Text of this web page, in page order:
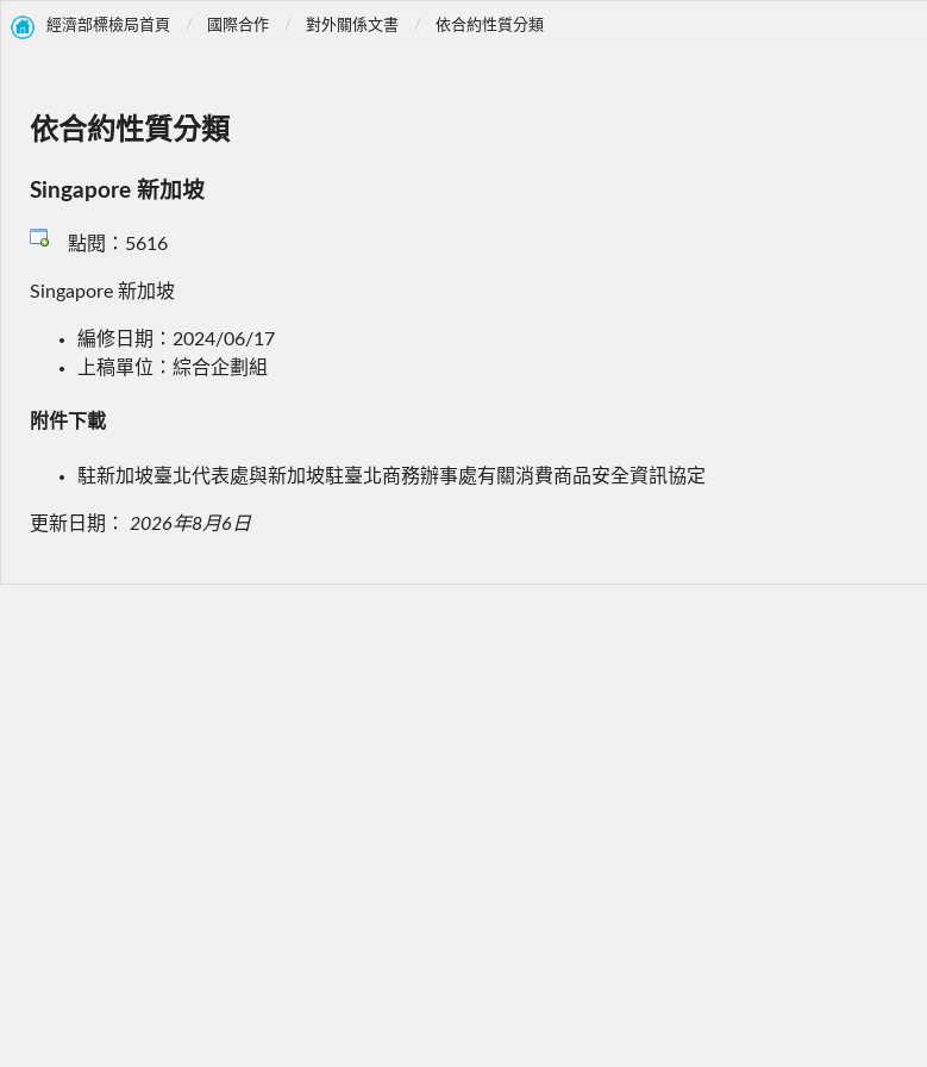
經濟部標檢局首頁 國際合作 對外關係文書 依合約性質分類
依合約性質分類
Singapore 新加坡
點閱：5616
Singapore 新加坡
編修日期：2024/06/17
上稿單位：綜合企劃組
附件下載
駐新加坡臺北代表處與新加坡駐臺北商務辦事處有關消費商品安全資訊協定
更新日期： 2026年8月6日